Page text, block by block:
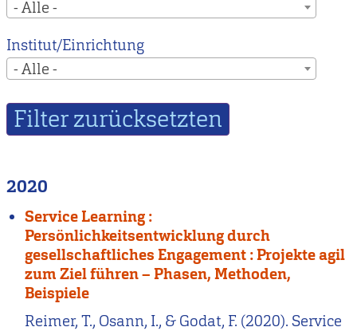
- Alle -
Institut/Einrichtung
- Alle -
2020
Service Learning :
Persönlichkeitsentwicklung durch
gesellschaftliches Engagement : Projekte agil
zum Ziel führen – Phasen, Methoden,
Beispiele
Reimer, T., Osann, I., & Godat, F. (2020). Service